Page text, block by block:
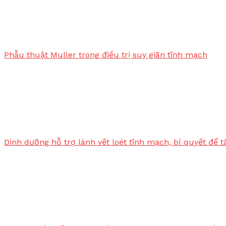
Phẫu thuật Muller trong điều trị suy giãn tĩnh mạch
Dinh dưỡng hỗ trợ lành vết loét tĩnh mạch, bí quyết để